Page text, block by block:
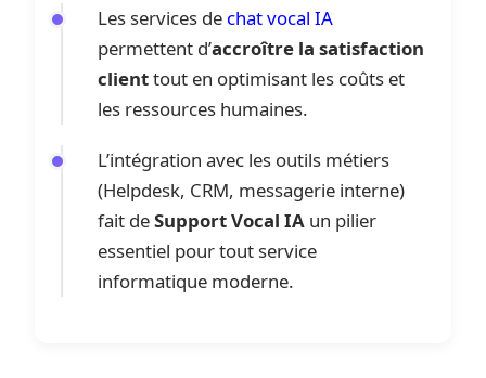
Les services de chat vocal IA
permettent d’accroître la satisfaction
clienttout en optimisant les coûts et
les ressources humaines.
L’intégration avec les outils métiers
(Helpdesk, CRM, messagerie interne)
fait deSupport Vocal IA un pilier
essentiel pour tout service
informatique moderne.